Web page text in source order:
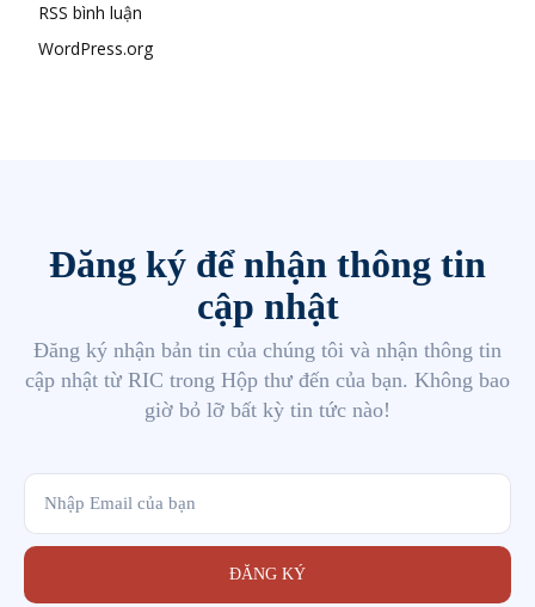
RSS bình luận
WordPress.org
Đăng ký để nhận thông tin
cập nhật
Đăng ký nhận bản tin của chúng tôi và nhận thông tin
cập nhật từ RIC trong Hộp thư đến của bạn. Không bao
giờ bỏ lỡ bất kỳ tin tức nào!
ĐĂNG KÝ